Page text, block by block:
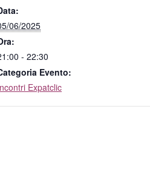
06/2025
- 22:30
Evento:
Expatclic